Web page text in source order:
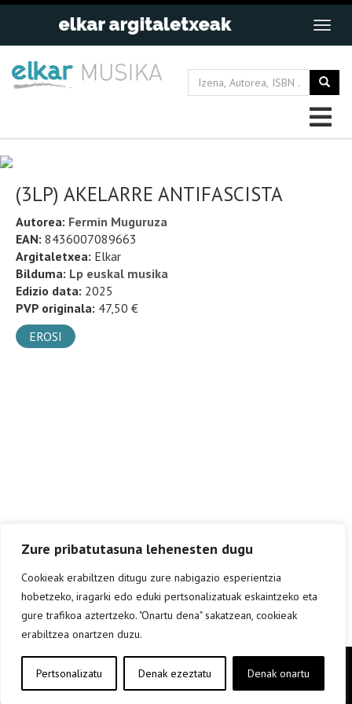
Zure pribatutasuna lehenesten dugu
Cookieak erabiltzen ditugu zure nabigazio esperientzia
hobetzeko, iragarki edo eduki pertsonalizatuak eskaintzeko eta
gure trafikoa aztertzeko. "Onartu dena" sakatzean, cookieak
erabiltzea onartzen duzu.
Pertsonalizatu Denak ezeztatu Denak onartu
(3LP) AKELARRE ANTIFASCISTA
Autorea: Fermin Muguruza
EAN: 8436007089663
Argitaletxea: Elkar
Bilduma: Lp euskal musika
Edizio data: 2025
PVP originala: 47,50 €
EROSI
Copyright © elkar Argitaletxeak 2019
Lege oharra
Cookie politika